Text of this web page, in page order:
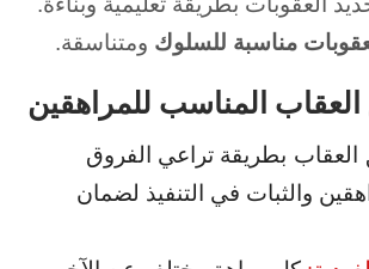
مناسبة للسلوك ومتناسقة.
العقاب المناسب للمراهقين
بطريقة تراعي الفروق
والثبات في التنفيذ لضمان